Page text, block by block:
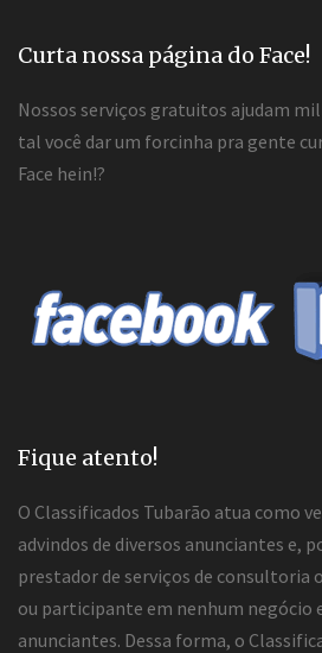
Curta nossa página do Face!
Nossos serviços gratuitos ajudam
tal você dar um forcinha pra gente
Face hein!?
Fique atento!
O Classificados Tubarão atua como
advindos de diversos anunciantes e,
prestador de serviços de consultoria
ou participante em nenhum negócio
anunciantes. Dessa forma, o